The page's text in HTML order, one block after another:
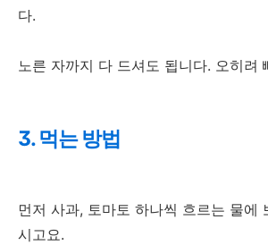
다.
노른 자까지 다 드셔도 됩니다. 오히려
3. 먹는 방법
먼저 사과, 토마토 하나씩 흐르는 물에
시고요.